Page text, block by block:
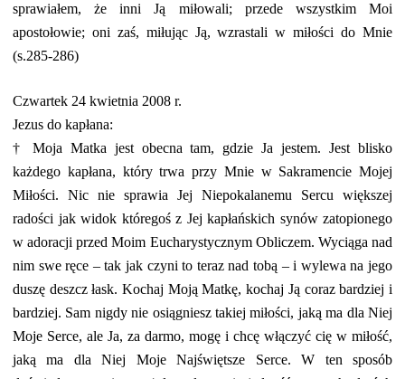
sprawiałem, że inni Ją miłowali; przede wszystkim Moi
apostołowie; oni zaś, miłując Ją, wzrastali w miłości do Mnie
(s.285-286)
Czwartek 24 kwietnia 2008 r.
Jezus do kapłana:
† Moja Matka jest obecna tam, gdzie Ja jestem. Jest blisko
każdego kapłana, który trwa przy Mnie w Sakramencie Mojej
Miłości. Nic nie sprawia Jej Niepokalanemu Sercu większej
radości jak widok któregoś z Jej kapłańskich synów zatopionego
w adoracji przed Moim Eucharystycznym Obliczem. Wyciąga nad
nim swe ręce – tak jak czyni to teraz nad tobą – i wylewa na jego
duszę deszcz łask. Kochaj Moją Matkę, kochaj Ją coraz bardziej i
bardziej. Sam nigdy nie osiągniesz takiej miłości, jaką ma dla Niej
Moje Serce, ale Ja, za darmo, mogę i chcę włączyć cię w miłość,
jaką ma dla Niej Moje Najświętsze Serce. W ten sposób